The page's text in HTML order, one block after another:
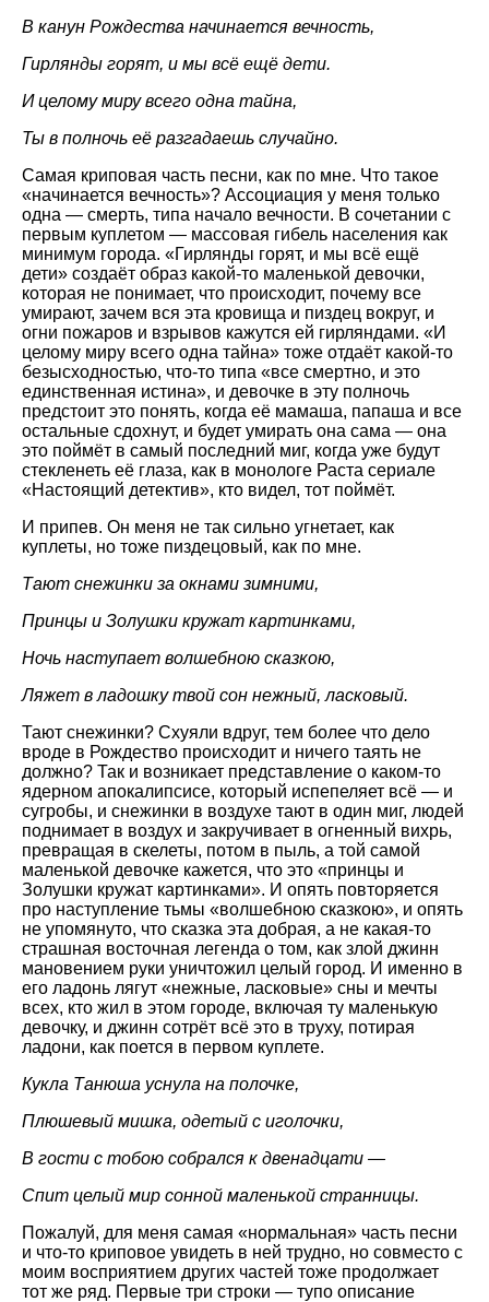
В канун Рождества начинается вечность,
Гирлянды горят, и мы всё ещё дети.
И целому миру всего одна тайна,
Ты в полночь её разгадаешь случайно.
Самая криповая часть песни, как по мне. Что такое
«начинается вечность»? Ассоциация у меня только
одна — смерть, типа начало вечности. В сочетании с
первым куплетом — массовая гибель населения как
минимум города. «Гирлянды горят, и мы всё ещё
дети» создаёт образ какой-то маленькой девочки,
которая не понимает, что происходит, почему все
умирают, зачем вся эта кровища и пиздец вокруг, и
огни пожаров и взрывов кажутся ей гирляндами. «И
целому миру всего одна тайна» тоже отдаёт какой-то
безысходностью, что-то типа «все смертно, и это
единственная истина», и девочке в эту полночь
предстоит это понять, когда её мамаша, папаша и все
остальные сдохнут, и будет умирать она сама — она
это поймёт в самый последний миг, когда уже будут
стекленеть её глаза, как в монологе Раста сериале
«Настоящий детектив», кто видел, тот поймёт.
И припев. Он меня не так сильно угнетает, как
куплеты, но тоже пиздецовый, как по мне.
Тают снежинки за окнами зимними,
Принцы и Золушки кружат картинками,
Ночь наступает волшебною сказкою,
Ляжет в ладошку твой сон нежный, ласковый.
Тают снежинки? Схуяли вдруг, тем более что дело
вроде в Рождество происходит и ничего таять не
должно? Так и возникает представление о каком-то
ядерном апокалипсисе, который испепеляет всё — и
сугробы, и снежинки в воздухе тают в один миг, людей
поднимает в воздух и закручивает в огненный вихрь,
превращая в скелеты, потом в пыль, а той самой
маленькой девочке кажется, что это «принцы и
Золушки кружат картинками». И опять повторяется
про наступление тьмы «волшебною сказкою», и опять
не упомянуто, что сказка эта добрая, а не какая-то
страшная восточная легенда о том, как злой джинн
мановением руки уничтожил целый город. И именно в
его ладонь лягут «нежные, ласковые» сны и мечты
всех, кто жил в этом городе, включая ту маленькую
девочку, и джинн сотрёт всё это в труху, потирая
ладони, как поется в первом куплете.
Кукла Танюша уснула на полочке,
Плюшевый мишка, одетый с иголочки,
В гости с тобою собрался к двенадцати —
Спит целый мир сонной маленькой странницы.
Пожалуй, для меня самая «нормальная» часть песни
и что-то криповое увидеть в ней трудно, но совместо с
моим восприятием других частей тоже продолжает
тот же ряд. Первые три строки — тупо описание